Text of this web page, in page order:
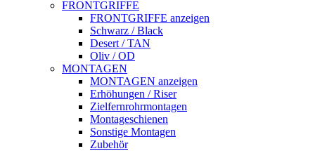
FRONTGRIFFE
FRONTGRIFFE anzeigen
Schwarz / Black
Desert / TAN
Oliv / OD
MONTAGEN
MONTAGEN anzeigen
Erhöhungen / Riser
Zielfernrohrmontagen
Montageschienen
Sonstige Montagen
Zubehör